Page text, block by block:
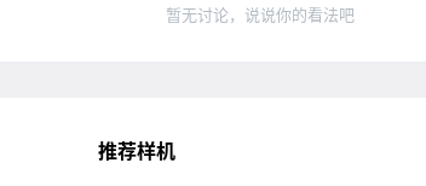
暂无讨论，说说你的看法吧
推荐样机